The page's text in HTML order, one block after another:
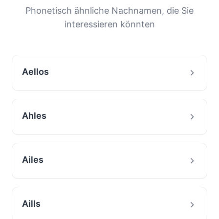
Migrationsgeschichte von Familien mit diesem
Phonetisch ähnliche Nachnamen, die Sie
interessieren könnten
Aellos
Ahles
Ailes
Aills